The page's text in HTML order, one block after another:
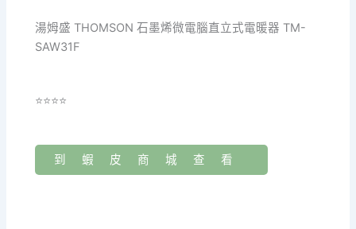
湯姆盛 THOMSON 石墨烯微電腦直立式電暖器 TM-
SAW31F
⭐⭐⭐⭐
到蝦皮商城查看